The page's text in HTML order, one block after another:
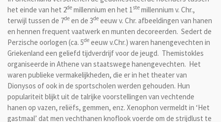
het einde van het 2de millennium en het 1ste millennium v. Chr.,
terwijl tussen de 7de en de 3de eeuw v. Chr. afbeeldingen van hanen
en hennen frequent vaatwerk en munten decoreerden. Sedert de
Perzische oorlogen (ca. 5de eeuw v.Chr.) waren hanengevechten in
Griekenland een geliefd tijdverdrijf voor de jeugd. Themistokles
organiseerde in Athene van staatswege hanengevechten. Het
waren publieke vermakelijkheden, die er in het theater van
Dionysos of ook in de sportscholen werden gehouden. Hun
populariteit blijkt uit de talrijke voorstellingen van vechtende
hanen op vazen, reliëfs, gemmen, enz. Xenophon vermeldt in ‘Het
gastmaal’ dat men vechthanen knoflook voerde om de strijdlust te